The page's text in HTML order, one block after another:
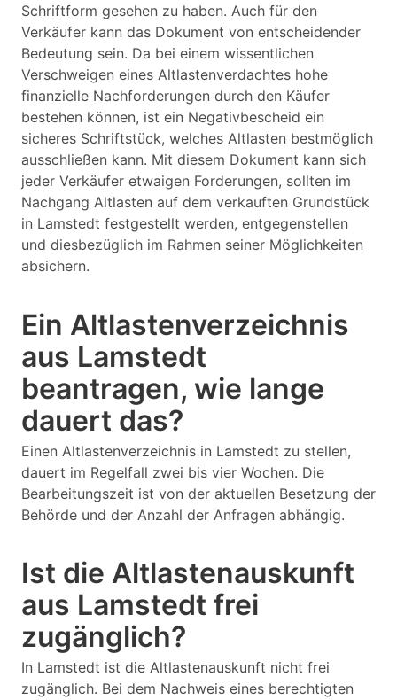
Schriftform gesehen zu haben. Auch für den
Verkäufer kann das Dokument von entscheidender
Bedeutung sein. Da bei einem wissentlichen
Verschweigen eines Altlastenverdachtes hohe
finanzielle Nachforderungen durch den Käufer
bestehen können, ist ein Negativbescheid ein
sicheres Schriftstück, welches Altlasten bestmöglich
ausschließen kann. Mit diesem Dokument kann sich
jeder Verkäufer etwaigen Forderungen, sollten im
Nachgang Altlasten auf dem verkauften Grundstück
in Lamstedt festgestellt werden, entgegenstellen
und diesbezüglich im Rahmen seiner Möglichkeiten
absichern.
Ein Altlastenverzeichnis
aus Lamstedt
beantragen, wie lange
dauert das?
Einen Altlastenverzeichnis in Lamstedt zu stellen,
dauert im Regelfall zwei bis vier Wochen. Die
Bearbeitungszeit ist von der aktuellen Besetzung der
Behörde und der Anzahl der Anfragen abhängig.
Ist die Altlastenauskunft
aus Lamstedt frei
zugänglich?
In Lamstedt ist die Altlastenauskunft nicht frei
zugänglich. Bei dem Nachweis eines berechtigten